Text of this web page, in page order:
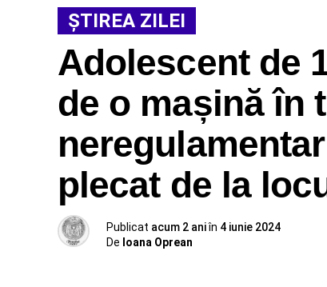
ŞTIREA ZILEI
Adolescent de
de o mașină în
plecat de la
Publicat acum 2 aniîn 4 iunie 2024
De Ioana Oprean